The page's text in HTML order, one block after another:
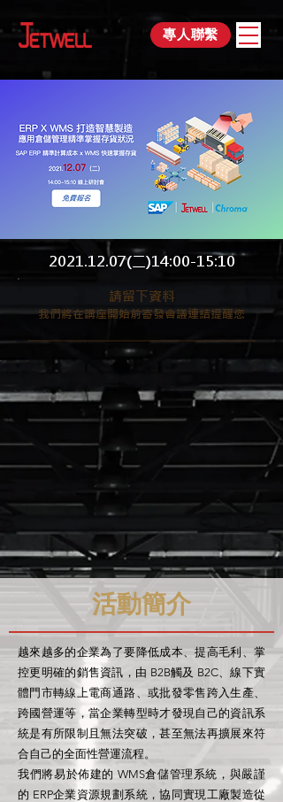
專人聯繫
2021.12.07(二)14:00-15:10
​請留下資料
​我們將在講座開始前寄發會議連結提醒您
活動簡介
越來越多的企業為了要降低成本、提高毛利、掌
控更明確的銷售資訊，由 B2B觸及 B2C、線下實
體門市轉線上電商通路、或批發零售跨入生產、
跨國營運等，當企業轉型時才發現自己的資訊系
統是有所限制且無法突破，甚至無法再擴展來符
合自己的全面性營運流程。
我們將易於佈建的 WMS倉儲管理系統，與嚴謹
的 ERP企業資源規劃系統，協同實現工廠製造從